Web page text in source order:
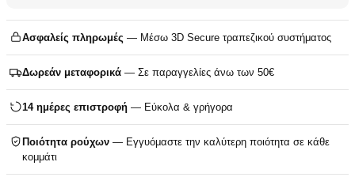
Ασφαλείς πληρωμές — Μέσω 3D Secure τραπεζικού συστήματος
Δωρεάν μεταφορικά — Σε παραγγελίες άνω των 50€
14 ημέρες επιστροφή — Εύκολα & γρήγορα
Ποιότητα ρούχων — Εγγυόμαστε την καλύτερη ποιότητα σε κάθε
κομμάτι